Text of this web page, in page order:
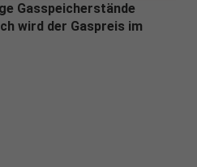
Gasspeicherstände
wird der Gaspreis im